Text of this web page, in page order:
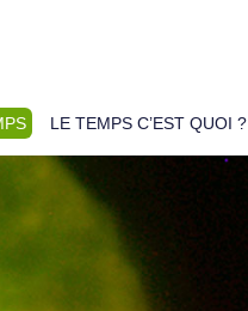
LE TEMPS C’EST QUOI ?